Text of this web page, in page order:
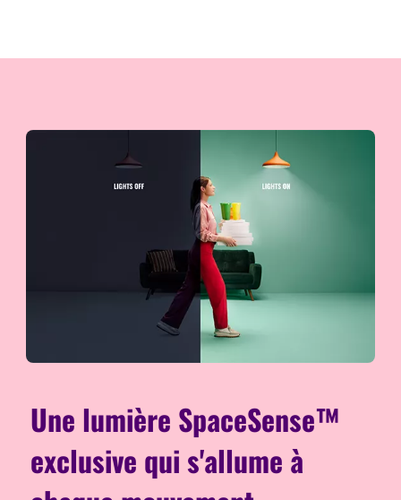
Une lumière SpaceSense™
exclusive qui s'allume à